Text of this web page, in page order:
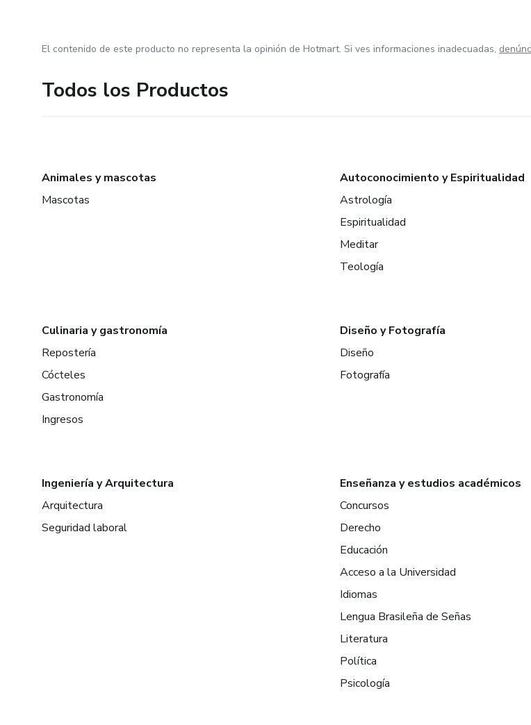
El contenido de este producto no representa la opinión de Hotmart. Si ves informaciones inadecuadas,
Todos los Productos
Animales y mascotas
Mascotas
Autoconocimiento y Espiritualidad
Astrología
Espiritualidad
Meditar
Teología
Culinaria y gastronomía
Repostería
Cócteles
Gastronomía
Ingresos
Diseño y Fotografía
Diseño
Fotografía
Ingeniería y Arquitectura
Arquitectura
Seguridad laboral
Enseñanza y estudios académicos
Concursos
Derecho
Educación
Acceso a la Universidad
Idiomas
Lengua Brasileña de Señas
Literatura
Política
Psicología